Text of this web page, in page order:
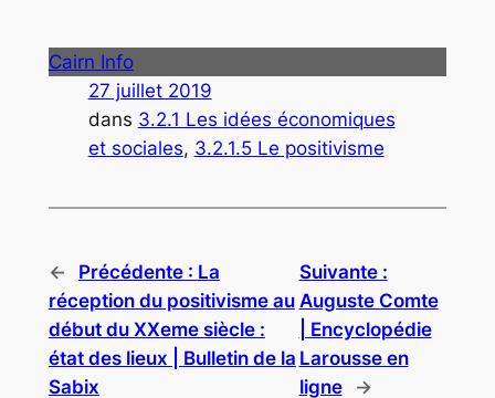
Cairn Info
27 juillet 2019
dans 3.2.1 Les idées économiques
et sociales, 3.2.1.5 Le positivisme
← Précédente : La
réception du positivisme au
début du XXeme siècle :
état des lieux | Bulletin de la
Sabix
Suivante :
Auguste Comte
| Encyclopédie
Larousse en
ligne
→